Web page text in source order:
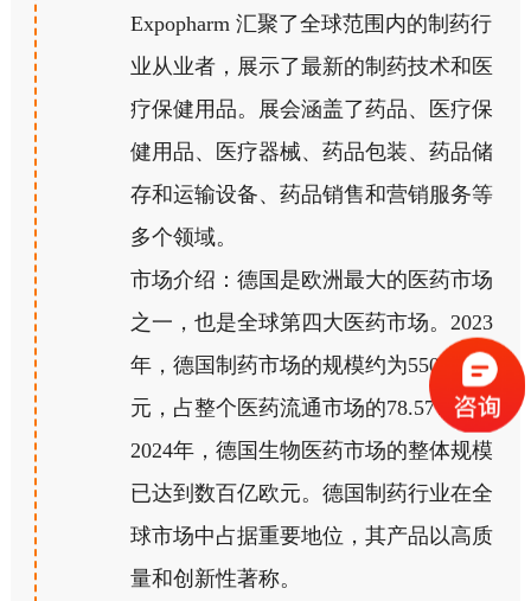
Expopharm 汇聚了全球范围内的制药行
业从业者，展示了最新的制药技术和医
疗保健用品。展会涵盖了药品、医疗保
健用品、医疗器械、药品包装、药品储
存和运输设备、药品销售和营销服务等
多个领域。
市场介绍：德国是欧洲最大的医药市场
之一，也是全球第四大医药市场。2023
年，德国制药市场的规模约为550亿欧
元，占整个医药流通市场的78.57%。
2024年，德国生物医药市场的整体规模
已达到数百亿欧元。德国制药行业在全
球市场中占据重要地位，其产品以高质
量和创新性著称。